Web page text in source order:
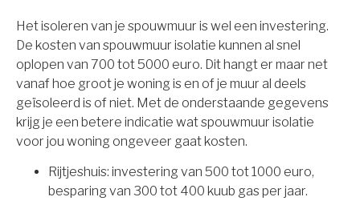
Het isoleren van je spouwmuur is wel een investering.
De kosten van spouwmuur isolatie kunnen al snel
oplopen van 700 tot 5000 euro. Dit hangt er maar net
vanaf hoe groot je woning is en of je muur al deels
geïsoleerd is of niet. Met de onderstaande gegevens
krijg je een betere indicatie wat spouwmuur isolatie
voor jou woning ongeveer gaat kosten.
Rijtjeshuis: investering van 500 tot 1000 euro,
besparing van 300 tot 400 kuub gas per jaar.